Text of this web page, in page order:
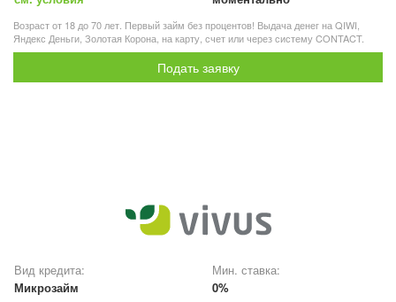
Возраст от 18 до 70 лет. Первый займ без процентов! Выдача денег на QIWI,
Яндекс Деньги, Золотая Корона, на карту, счет или через систему CONTACT.
Подать заявку
Вид кредита:
Микрозайм
Мин. ставка:
0%